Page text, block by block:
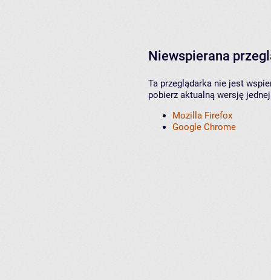
Niewspierana
Ta przeglądarka nie jest
pobierz aktualną wersję
Mozilla Firefox
Google Chrome